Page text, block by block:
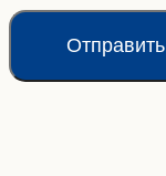
Отправить